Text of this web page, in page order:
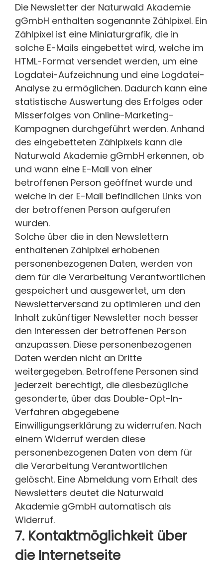
Die Newsletter der Naturwald Akademie
gGmbH enthalten sogenannte Zählpixel. Ein
Zählpixel ist eine Miniaturgrafik, die in
solche E-Mails eingebettet wird, welche im
HTML-Format versendet werden, um eine
Logdatei-Aufzeichnung und eine Logdatei-
Analyse zu ermöglichen. Dadurch kann eine
statistische Auswertung des Erfolges oder
Misserfolges von Online-Marketing-
Kampagnen durchgeführt werden. Anhand
des eingebetteten Zählpixels kann die
Naturwald Akademie gGmbH erkennen, ob
und wann eine E-Mail von einer
betroffenen Person geöffnet wurde und
welche in der E-Mail befindlichen Links von
der betroffenen Person aufgerufen
wurden.
Solche über die in den Newslettern
enthaltenen Zählpixel erhobenen
personenbezogenen Daten, werden von
dem für die Verarbeitung Verantwortlichen
gespeichert und ausgewertet, um den
Newsletterversand zu optimieren und den
Inhalt zukünftiger Newsletter noch besser
den Interessen der betroffenen Person
anzupassen. Diese personenbezogenen
Daten werden nicht an Dritte
weitergegeben. Betroffene Personen sind
jederzeit berechtigt, die diesbezügliche
gesonderte, über das Double-Opt-In-
Verfahren abgegebene
Einwilligungserklärung zu widerrufen. Nach
einem Widerruf werden diese
personenbezogenen Daten von dem für
die Verarbeitung Verantwortlichen
gelöscht. Eine Abmeldung vom Erhalt des
Newsletters deutet die Naturwald
Akademie gGmbH automatisch als
Widerruf.
7. Kontaktmöglichkeit über
die Internetseite